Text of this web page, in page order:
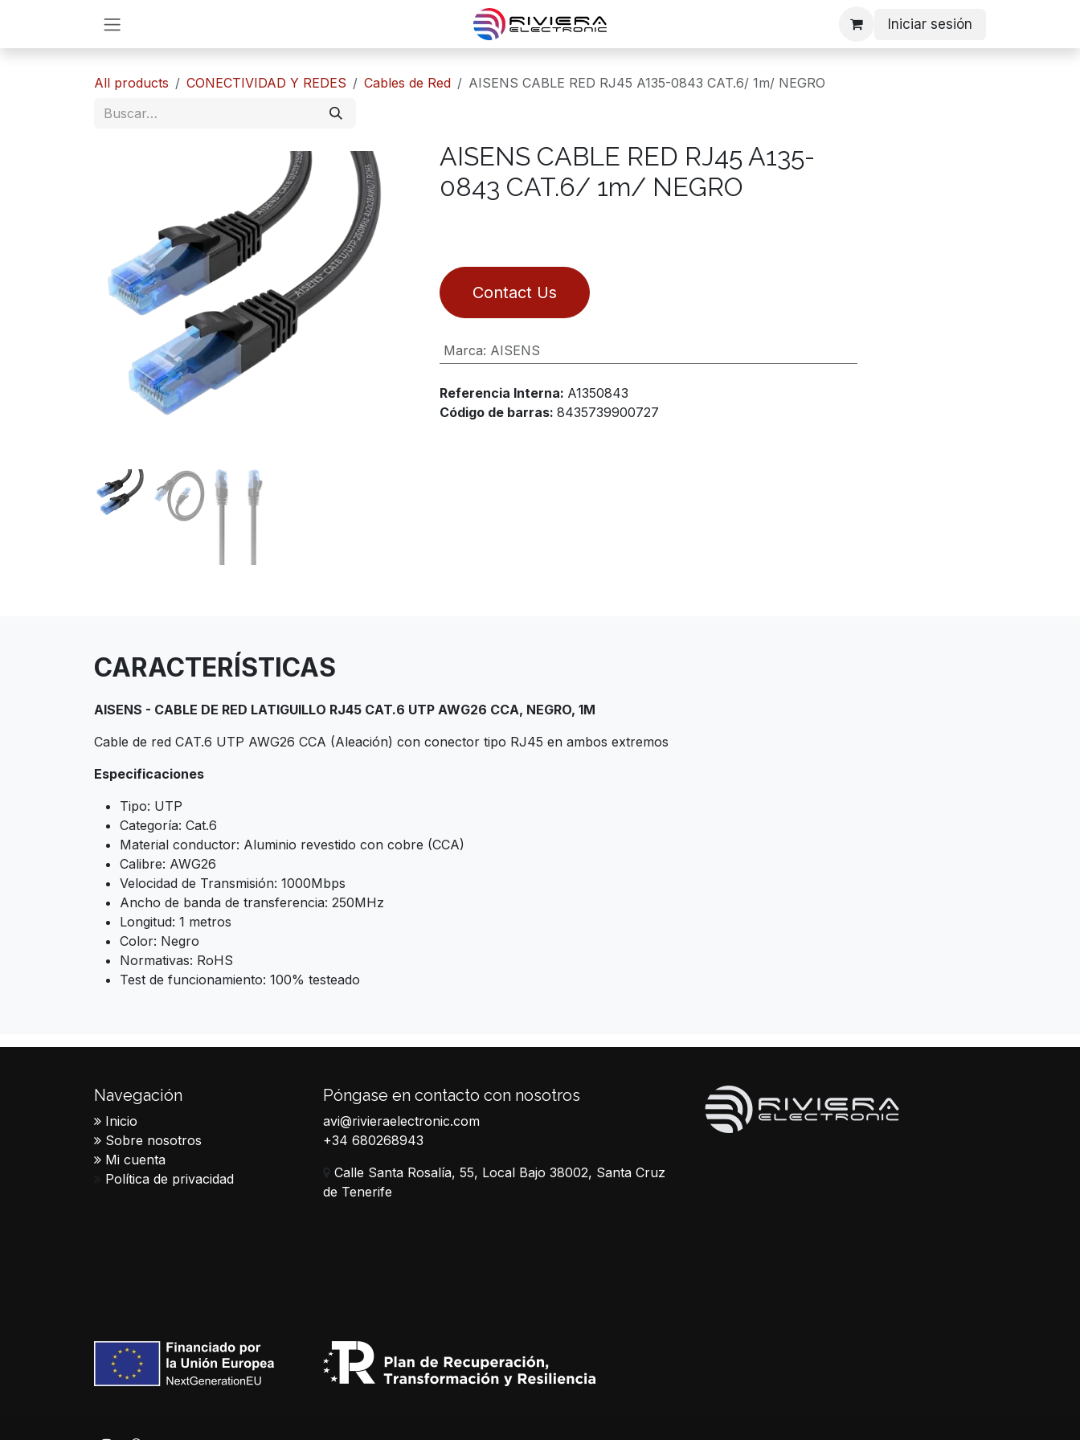
Iniciar sesión
All products CONECTIVIDAD Y REDES Cables de Red AISENS CABLE RED RJ45 A135-0843 CAT.6/ 1m/ NEGRO
AISENS CABLE RED RJ45 A135-
0843 CAT.6/ 1m/ NEGRO
Contact Us
Marca: AISENS
Referencia Interna: A1350843
Código de barras: 8435739900727
CARACTERÍSTICAS
AISENS - CABLE DE RED LATIGUILLO RJ45 CAT.6 UTP AWG26 CCA, NEGRO, 1M
Cable de red CAT.6 UTP AWG26 CCA (Aleación) con conector tipo RJ45 en ambos extremos
Especificaciones
Tipo: UTP
Categoría: Cat.6
Material conductor: Aluminio revestido con cobre (CCA)
Calibre: AWG26
Velocidad de Transmisión: 1000Mbps
Ancho de banda de transferencia: 250MHz
Longitud: 1 metros
Color: Negro
Normativas: RoHS
Test de funcionamiento: 100% testeado
Navegación
Inicio
Sobre nosotros
Mi cuenta
Política de privacidad
Póngase en contacto con nosotros
avi@rivieraelectronic.com
+34 680268943
Calle Santa Rosalía, 55, Local Bajo 38002, Santa Cruz
de Tenerife